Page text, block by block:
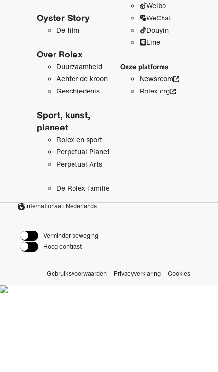
Oyster Story
De film
Over Rolex
Duurzaamheid
Achter de kroon
Geschiedenis
Sport, kunst,
planeet
Rolex en sport
Perpetual Planet
Perpetual Arts
De Rolex-familie
Weibo
WeChat
Douyin
Line
Onze platforms
Newsroom
Rolex.org
Internationaal: Nederlands
Verminder beweging
Hoog contrast
Gebruiksvoorwaarden Privacyverklaring Cookies